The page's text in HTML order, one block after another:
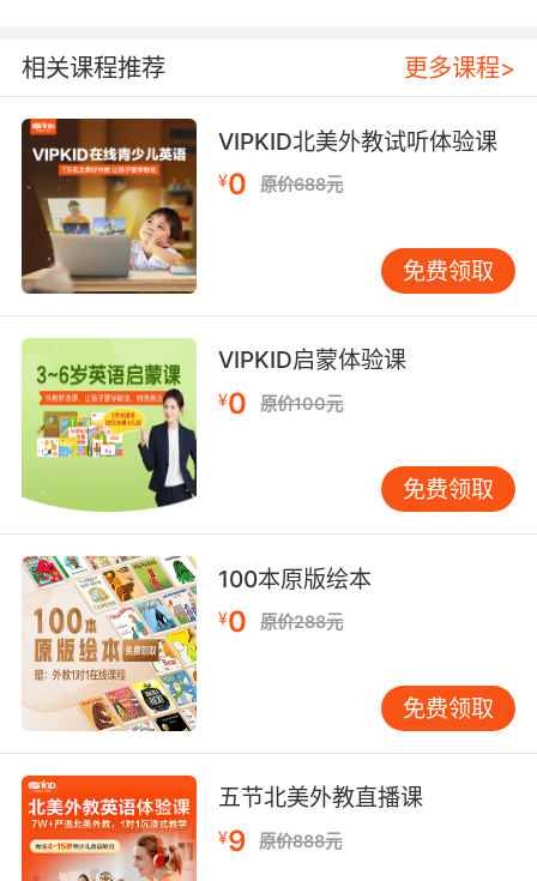
7. They blow you up today, you blow them up
tomorrow.
今天他们炸你 明天你炸他们
8. When I blow a bubble, if I blow it just a
little bit, it expands but it doesn't break off,
but if I blow it harder, it breaks off and forms
a bubble.
当我吹泡泡时 若我轻轻地吹 气泡就会膨胀但不会
飞出去 若我使劲地吹 它就会脱离并形成一个泡泡
9. Her career was blowing up and her love
life was blowing up.
10. We blow out so you can blow 'em away.
我们血本无归以便你们大杀四方
相关课程推荐 更多课程>
VIPKID北美外教试听体验课
¥0 原价688元
免费领取
VIPKID启蒙体验课
¥0 原价100元
免费领取
100本原版绘本
¥0 原价288元
免费领取
五节北美外教直播课
¥9 原价888元